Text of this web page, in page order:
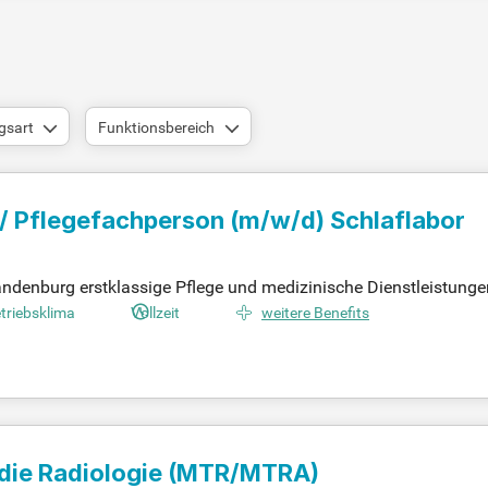
Funktionsbereich
Pflegefachperson (m/w/d) Schlaflabor
erstklassige Pflege und medizinische
sich verändernden Gesellschaft. Unsere 42 Standorte
(m/w/d) für unser Schlaflabor in Potsdam. Werden Sie
Vollzeit weitere Benefits
Radiologie (MTR/MTRA)